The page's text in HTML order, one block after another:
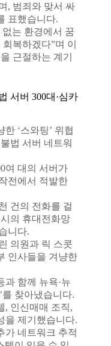
, 범죄와 맞서 싸
표했습니다.
는 환경에서 꿈
복하겠다”며 이
근절하는 계기
서버 300대·심카
‘스와팅’ 위협
법 서버 네트워
여 대의 서버가
전에서 적발한
건의 전화를 걸
의 휴대전화망
니다.
의원과 릭 스콧
인사들을 겨냥한
과 함께 뉴욕·뉴
를 찾아냈습니다.
, 인신매매 조직,
을 제기했습니다.
가 네트워크 추적